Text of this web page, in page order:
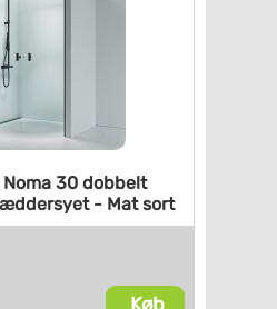
30 dobbelt
- Matsort
Køb